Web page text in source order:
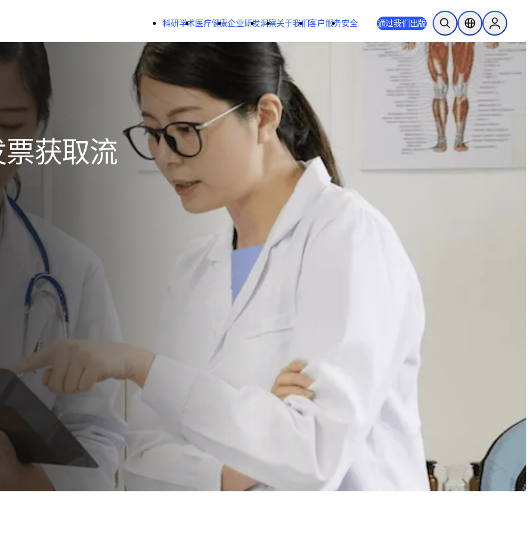
跳转到主内容
科研学术医疗健康企业研发洞察关于我们客户服务安全 通过我们出版 开放搜索位置选择器Sign in to
获取流